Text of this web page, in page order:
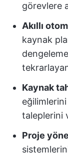
görevlere
Akıllı
kaynak
Kaynak
taleplerini
Proje